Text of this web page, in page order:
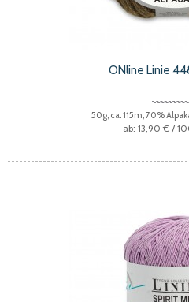
ONline Linie
50g, ca. 115m, 70%
13,90 € /